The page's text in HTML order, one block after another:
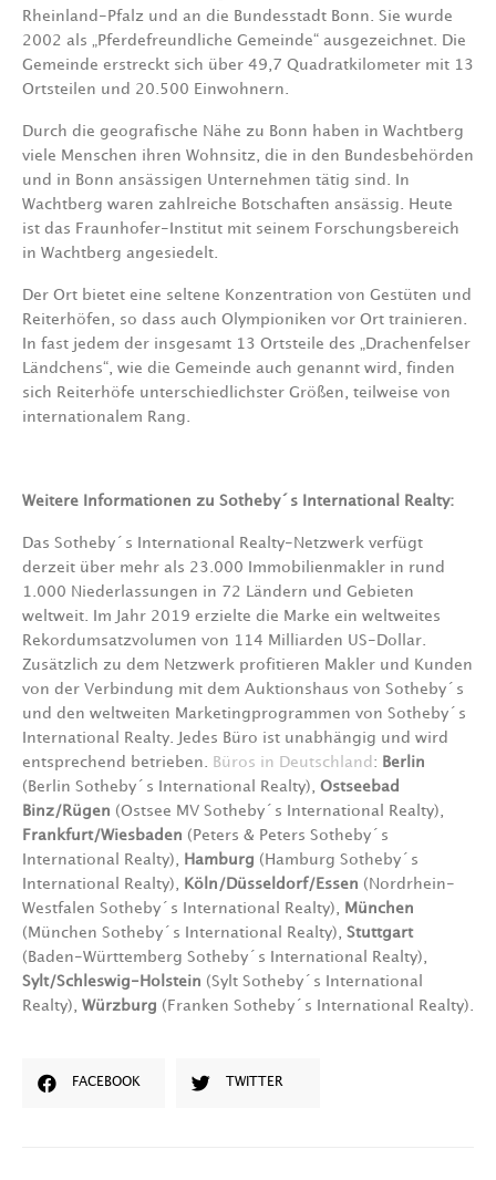
Rheinland-Pfalz und an die Bundesstadt Bonn. Sie wurde
2002 als „Pferdefreundliche Gemeinde“ ausgezeichnet. Die
Gemeinde erstreckt sich über 49,7 Quadratkilometer mit 13
Ortsteilen und 20.500 Einwohnern.
Durch die geografische Nähe zu Bonn haben in Wachtberg
viele Menschen ihren Wohnsitz, die in den Bundesbehörden
und in Bonn ansässigen Unternehmen tätig sind. In
Wachtberg waren zahlreiche Botschaften ansässig. Heute
ist das Fraunhofer-Institut mit seinem Forschungsbereich
in Wachtberg angesiedelt.
Der Ort bietet eine seltene Konzentration von Gestüten und
Reiterhöfen, so dass auch Olympioniken vor Ort trainieren.
In fast jedem der insgesamt 13 Ortsteile des „Drachenfelser
Ländchens“, wie die Gemeinde auch genannt wird, finden
sich Reiterhöfe unterschiedlichster Größen, teilweise von
internationalem Rang.
Weitere Informationen zu Sotheby´s International Realty:
Das Sotheby´s International Realty-Netzwerk verfügt
derzeit über mehr als 23.000 Immobilienmakler in rund
1.000 Niederlassungen in 72 Ländern und Gebieten
weltweit. Im Jahr 2019 erzielte die Marke ein weltweites
Rekordumsatzvolumen von 114 Milliarden US-Dollar.
Zusätzlich zu dem Netzwerk profitieren Makler und Kunden
von der Verbindung mit dem Auktionshaus von Sotheby´s
und den weltweiten Marketingprogrammen von Sotheby´s
International Realty. Jedes Büro ist unabhängig und wird
entsprechend betrieben.
Büros in Deutschland :
Berlin
(Berlin Sotheby´s International Realty), Ostseebad
Binz/Rügen (Ostsee MV Sotheby´s International Realty),
Frankfurt/Wiesbaden (Peters & Peters Sotheby´s
International Realty),
Hamburg (Hamburg Sotheby´s
International Realty),
Köln/Düsseldorf/Essen (Nordrhein-
Westfalen Sotheby´s International Realty),
München
(München Sotheby´s International Realty), Stuttgart
(Baden-Württemberg Sotheby´s International Realty),
Sylt/Schleswig-Holstein (Sylt Sotheby´s International
Realty), Würzburg (Franken Sotheby´s International Realty).
FACEBOOK TWITTER